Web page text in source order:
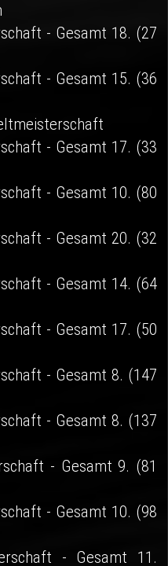
- Gesamt 18. (27
- Gesamt 15. (36
- Gesamt 17. (33
- Gesamt 10. (80
- Gesamt 20. (32
- Gesamt 14. (64
- Gesamt 17. (50
- Gesamt 8. (147
- Gesamt 8. (137
- Gesamt 9. (81
- Gesamt 10. (98
- Gesamt 11.